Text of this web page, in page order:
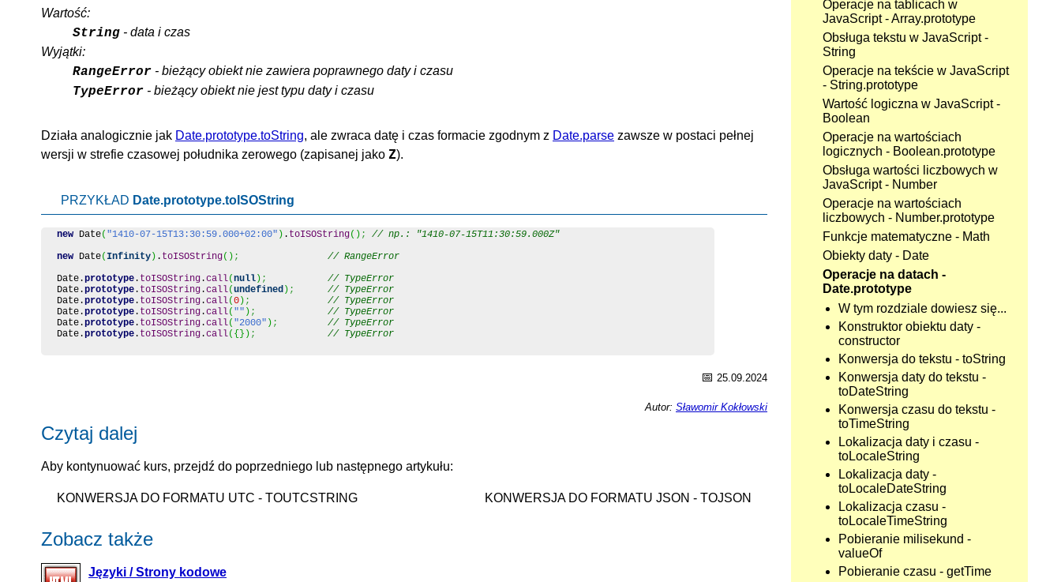
Operacje na tablicach w
JavaScript - Array.prototype
Obsługa tekstu w JavaScript -
String
Operacje na tekście w JavaScript
- String.prototype
Wartość logiczna w JavaScript -
Boolean
Operacje na wartościach
logicznych - Boolean.prototype
Obsługa wartości liczbowych w
JavaScript - Number
Operacje na wartościach
liczbowych - Number.prototype
Funkcje matematyczne - Math
Obiekty daty - Date
Operacje na datach -
Date.prototype
W tym rozdziale dowiesz się...
Konstruktor obiektu daty -
constructor
Konwersja do tekstu - toString
Konwersja daty do tekstu -
toDateString
Konwersja czasu do tekstu -
toTimeString
Lokalizacja daty i czasu -
toLocaleString
Lokalizacja daty -
toLocaleDateString
Lokalizacja czasu -
toLocaleTimeString
Pobieranie milisekund -
valueOf
Pobieranie czasu - getTime
Wartość:
String - data i czas
Wyjątki:
RangeError - bieżący obiekt nie zawiera poprawnego daty i czasu
TypeError - bieżący obiekt nie jest typu daty i czasu
Działa analogicznie jak Date.prototype.toString, ale zwraca datę i czas formacie zgodnym z Date.parse zawsze w postaci pełnej
wersji w strefie czasowej południka zerowego (zapisanej jako Z).
PRZYKŁAD Date.prototype.toISOString
new Date( "1410-07-15T13:30:59.000+02:00" ) . toISOString( ) ;
// np.: "1410-07-15T11:30:59.000Z"
new Date( Infinity) . toISOString( ) ;
// RangeError
Date .prototype . toISOString .call(null) ;
// TypeError
Date .prototype . toISOString .call(undefined ) ;
// TypeError
Date .prototype . toISOString .call(0) ;
// TypeError
Date .prototype . toISOString .call( "" ) ;
// TypeError
Date .prototype . toISOString .call( "2000" ) ;
// TypeError
Date .prototype . toISOString .call( {} ) ; // TypeError
📅 25.09.2024
Autor: Sławomir Kokłowski
Czytaj dalej
Aby kontynuować kurs, przejdź do poprzedniego lub następnego artykułu:
KONWERSJA DO FORMATU UTC - TOUTCSTRING KONWERSJA DO FORMATU JSON - TOJSON
Zobacz także
Języki / Strony kodowe